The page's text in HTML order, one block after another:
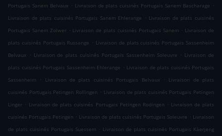
Portugais Sanem Belvaux . Livraison de plats cuisinés Portugais Sanem Bascharage .
Livraison de plats cuisinés Portugais Sanem Ehlerange
. Livraison de plats cuisinés
Portugais Sanem Zolwer . Livraison de plats cuisinés Portugais Sanem . Livraison de
plats cuisinés Portugais Russange . Livraison de plats cuisinés Portugais Sassenheim
Belvaux . Livraison de plats cuisinés Portugais Sassenheim Soleuvre . Livraison de
plats cuisinés Portugais Sassenheim Ehlerange . Livraison de plats cuisinés Portugais
Sassenheim
. Livraison de plats cuisinés Portugais Belvaux . Livraison de plats
cuisinés Portugais Petingen Rollingen . Livraison de plats cuisinés Portugais Petingen
Linger . Livraison de plats cuisinés Portugais Petingen Rodingen . Livraison de plats
cuisinés Portugais Petingen . Livraison de plats cuisinés Portugais Soleuvre . Livraison
de plats cuisinés Portugais Suessem . Livraison de plats cuisinés Portugais Käerjeng